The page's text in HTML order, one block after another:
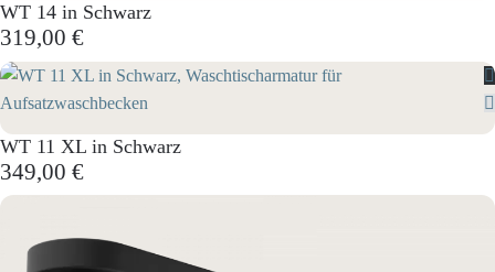
WT 14 in Schwarz
319,00 €
WT 11 XL in Schwarz
349,00 €